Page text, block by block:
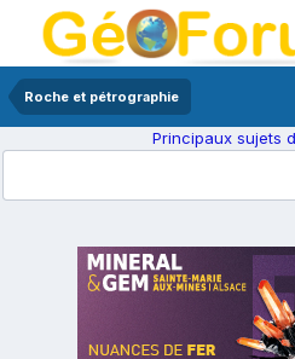
Roche et pétrographie
Principaux sujets